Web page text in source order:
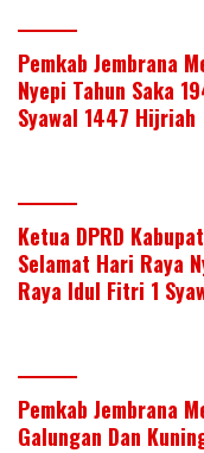
Pemkab Jembrana
Nyepi Tahun Saka
Syawal 1447 Hijriah
Ketua DPRD
Selamat Hari Raya
Raya Idul Fitri 1
Pemkab Jembrana
Galungan Dan